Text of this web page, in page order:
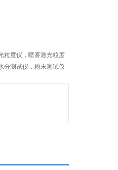
粒度仪，喷雾激光粒度
分测试仪，粉末测试仪